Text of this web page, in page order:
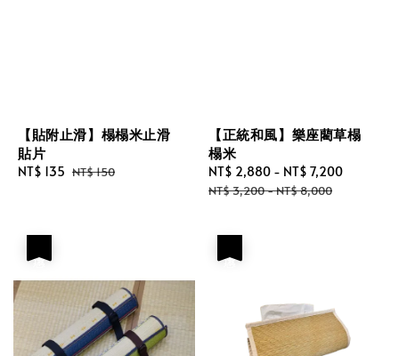
【貼附止滑】榻榻米止滑
貼片
Sale
NT$ 135 Regular
NT$ 150
【正統和風】樂座藺草榻
榻米
Sale
price
NT$ 2,880 - NT$ 7,200
NT$ 3,200-NT$ 8,000